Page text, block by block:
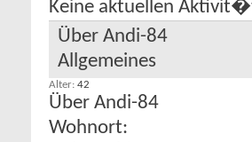
Keine aktuellen
Über Andi-84
Allgemeines
Alter 42
Über Andi-84
Wohnort: